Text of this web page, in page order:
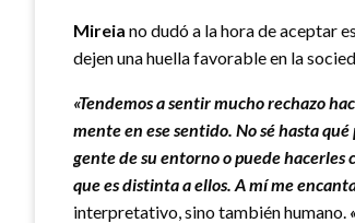
Mireia no dudó a la hora de aceptar
dejen una huella favorable en la
«Tendemos a sentir mucho rechazo
mente en ese sentido. No sé hasta
gente de su entorno o puede hacerles
que es distinta a ellos. A mí me
interpretativo, sino también humano.